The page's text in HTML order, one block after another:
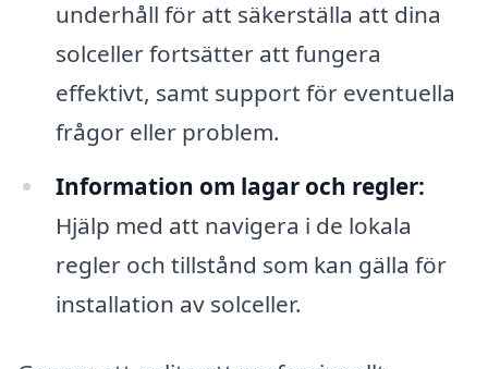
underhåll för att säkerställa att dina
solceller fortsätter att fungera
effektivt, samt support för eventuella
frågor eller problem.
Information om lagar och regler:
Hjälp med att navigera i de lokala
regler och tillstånd som kan gälla för
installation av solceller.